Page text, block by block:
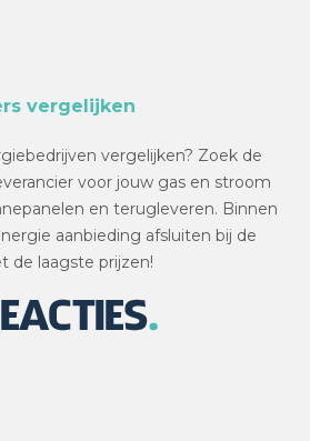
vergelijken
vergelijken? Zoek de
voor jouw gas en stroom
en terugleveren. Binnen
aanbieding afsluiten bij de
de laagste prijzen!